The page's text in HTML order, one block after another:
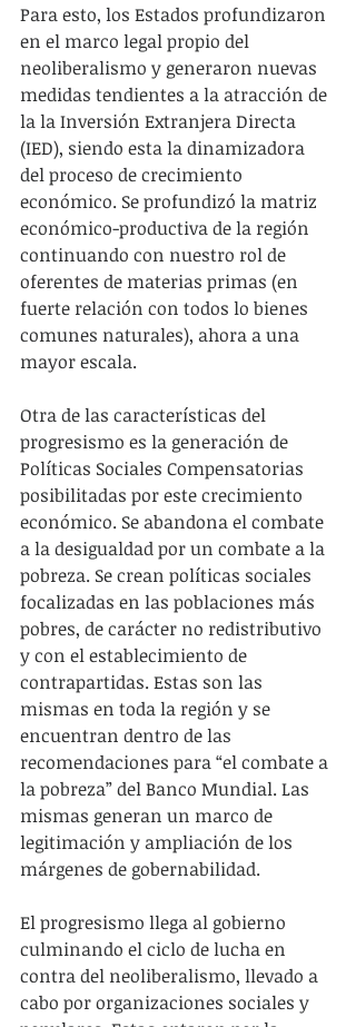
Para esto, los Estados profundizaron
en el marco legal propio del
neoliberalismo y generaron nuevas
medidas tendientes a la atracción de
la la Inversión Extranjera Directa
(IED), siendo esta la dinamizadora
del proceso de crecimiento
económico. Se profundizó la matriz
económico-productiva de la región
continuando con nuestro rol de
oferentes de materias primas (en
fuerte relación con todos lo bienes
comunes naturales), ahora a una
mayor escala.
Otra de las características del
progresismo es la generación de
Políticas Sociales Compensatorias
posibilitadas por este crecimiento
económico. Se abandona el combate
a la desigualdad por un combate a la
pobreza. Se crean políticas sociales
focalizadas en las poblaciones más
pobres, de carácter no redistributivo
y con el establecimiento de
contrapartidas. Estas son las
mismas en toda la región y se
encuentran dentro de las
recomendaciones para “el combate a
la pobreza” del Banco Mundial. Las
mismas generan un marco de
legitimación y ampliación de los
márgenes de gobernabilidad.
El progresismo llega al gobierno
culminando el ciclo de lucha en
contra del neoliberalismo, llevado a
cabo por organizaciones sociales y